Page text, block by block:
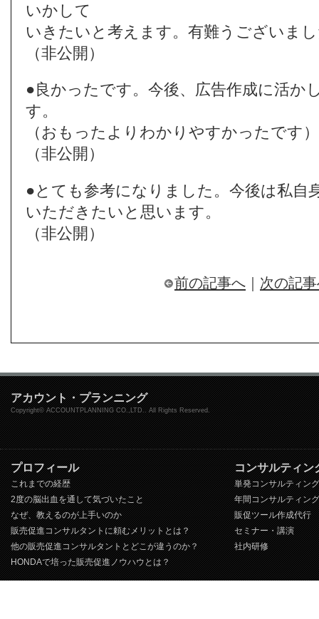
いかして
いきたいと考えます。有難うございま
（非公開）
●良かったです。今後、広告作成に活か
す。
（おもったよりわかりやすかったです）
（非公開）
●とても参考になりました。今後は私自
いただきたいと思います。
（非公開）
前の記事へ ｜ 次の記
アカウント・プランニング
Copyright© ACCOUNTPLANNING CO.,LTD.. All Rights Reserved.
プロフィール
これまでの経歴
2度の脳出血を通して気づいたこと
なぜ、教えるのが上手いのか
販売促進コンサルタントに頼むメリットとは？
他の販売促進コンサルタントとどこが違うのか？
HONDAで培った販売促進ノウハウとは？
コンサルティン
単発コンサルティング
年間コンサルティング
販促ツール作成代行
セミナー・講演
社内研修